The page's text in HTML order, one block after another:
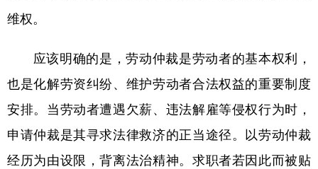
维权。
应该明确的是，劳动仲裁是劳动者的基本权利，
也是化解劳资纠纷、维护劳动者合法权益的重要制度
安排。当劳动者遭遇欠薪、违法解雇等侵权行为时，
申请仲裁是其寻求法律救济的正当途径。以劳动仲裁
经历为由设限，背离法治精神。求职者若因此而被贴